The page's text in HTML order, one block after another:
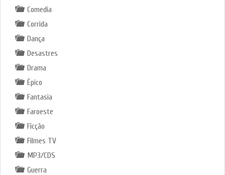
Comedia
Corrida
Dança
Desastres
Drama
Épico
Fantasia
Faroeste
Ficção
Filmes TV
MP3/CDS
Guerra